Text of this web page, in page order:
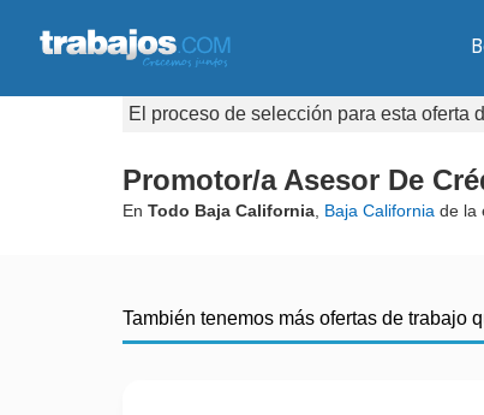
El proceso de selección para esta oferta
Promotor/a Asesor De
En Todo Baja California Baja California de la
También tenemos más ofertas de trabajo